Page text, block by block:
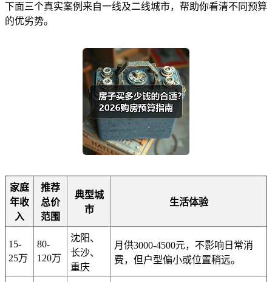
下面三个真实案例来自一线及二线城市，帮助你看清不同预算
的优劣势。
家庭
年收
入
推荐
总价
范围
典型城
市
生活体验
15-
25万
80-
120万
沈阳、
长沙、
重庆
月供3000-4500元，不影响日常消
费，但户型偏小或位置稍远。